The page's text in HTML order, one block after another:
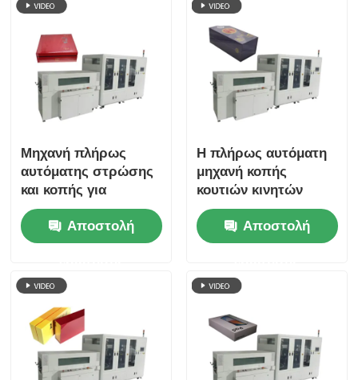
Μηχανή πλήρως
αυτόματης στρώσης
και κοπής για
επίπεδη συσκευασία
με υψηλή απόδοση
Αποστολή
Η πλήρως αυτόματη
μηχανή κοπής
κουτιών κινητών
τηλεφώνων
εξοικονομεί εργασία
και μειώνει το κόστος
Αποστολή